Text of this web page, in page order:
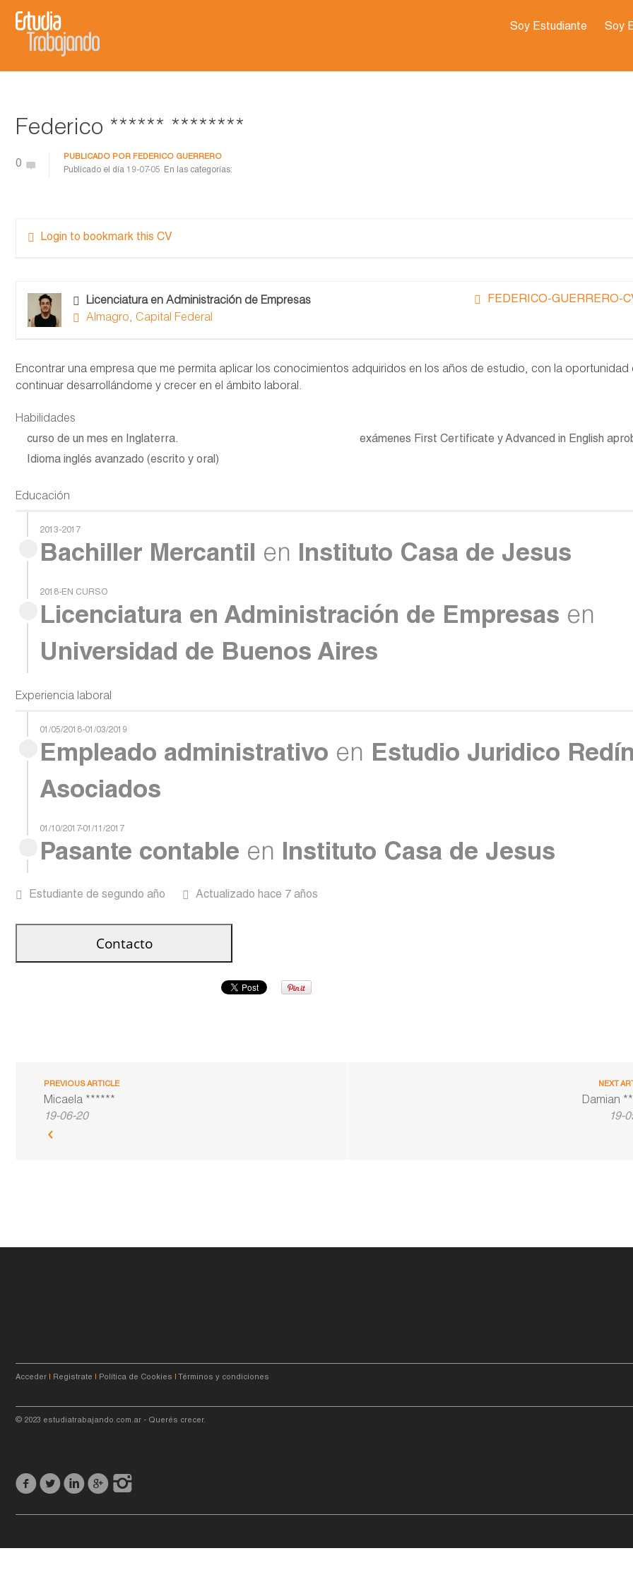
Soy Estudiante Soy
Federico ****** ********
0
PUBLICADO POR FEDERICO GUERRERO
Publicado el día 19-07-05 En las categorías:
Login to bookmark this CV
FEDERICO-GUERRERO-
Licenciatura en Administración de Empresas
Almagro, Capital Federal
Encontrar una empresa que me permita aplicar los conocimientos adquiridos en los años de estudio, con la oportunidad
continuar desarrollándome y crecer en el ámbito laboral.
Habilidades
curso de un mes en Inglaterra.
exámenes First Certificate y Advanced in English
Idioma inglés avanzado (escrito y oral)
Educación
2013-2017
Bachiller Mercantil en Instituto Casa de Jesus
2018-EN CURSO
Licenciatura en Administración de Empresas en
Universidad de Buenos Aires
Experiencia laboral
01/05/2018-01/03/2019
Empleado administrativo en Estudio Juridico
Asociados
01/10/2017-01/11/2017
Pasante contable en Instituto Casa de Jesus
Estudiante de segundo año Actualizado hace 7 años
PREVIOUS ARTICLE
Micaela ******
19-06-20
NEXT
Damian
19-
Acceder Registrate Política de Cookies Términos y condiciones
© 2023 estudiatrabajando.com.ar - Querés crecer.